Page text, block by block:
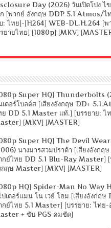
Day (2026) วันเปิดโปง ไ
[พากย์ อังกฤษ DDP 5.1 Atmos/ไ
: ไทย]-[H264] WEB-DL.H.264 [พ
ยายไทย] [1080p] [MKV]
Super HQ] Thunderbolts
เดอร์โบลต์ส [เสียงอังกฤษ DD+
ย DD 5.1 Master แท้.] [บรรยาย: ไ
[MKV] [MASTER]
Super HQ] The Devil
นางมารสวมปราด้า [เสียงอังกฤ
กย์ไทย DD 5.1 Blu-Ray Master] [
กฤษ Master] [MKV] [MASTER]
HQ] Spider-Man No Way
ปเดอร์แมน โน เวย์ โฮม [เสียงอังกฤษ
กย์ไทย 5.1 Master] [บรรยาย: ไทย-
+ ซับ PGS คมชัด]